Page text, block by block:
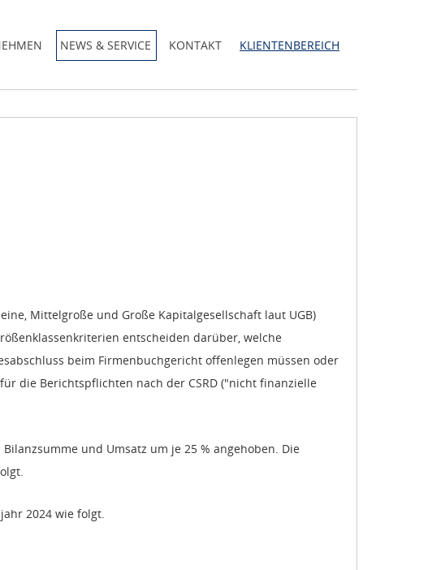
NEWS & SERVICE KONTAKT KLIENTENBEREICH
Mittelgroße und Große Kapitalgesellschaft laut UGB)
entscheiden darüber, welche
beim Firmenbuchgericht offenlegen müssen oder
die Berichtspflichten nach der CSRD ("nicht finanzielle
und Umsatz um je 25 % angehoben. Die
2024 wie folgt.